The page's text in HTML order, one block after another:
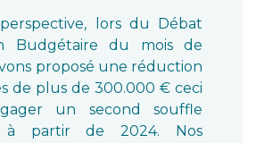
lors du Débat
Budgétaire du mois de
proposé une réduction
de plus de 300.000 € ceci
un second souffle
à partir de 2024. Nos